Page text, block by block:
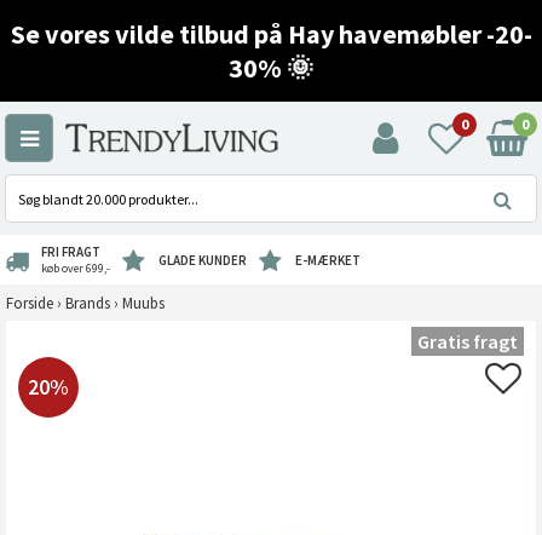
Se vores vilde tilbud på Hay havemøbler -20-
30% 🌞
0 0
FRI FRAGT
køb over 699,- GLADE KUNDER E-MÆRKET
Forside › Brands › Muubs
20%
Gratis fragt